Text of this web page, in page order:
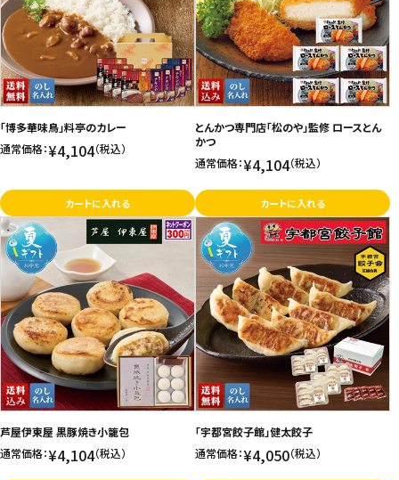
「博多華味鳥」料亭のカレー
通常価格：¥4,104（税込）
カートに入れる
とんかつ専門店「松のや」監修 ロースとん
かつ
通常価格：¥4,104（税込）
カートに入れる
芦屋伊東屋 黒豚焼き小籠包
通常価格：¥4,104（税込）
「宇都宮餃子館」健太餃子
通常価格：¥4,050（税込）